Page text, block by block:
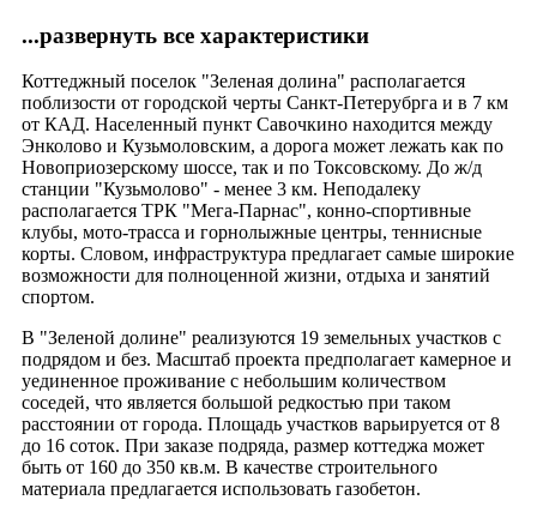
...развернуть все характеристики
Коттеджный поселок "Зеленая долина" располагается
поблизости от городской черты Санкт-Петерубрга и в 7 км
от КАД. Населенный пункт Савочкино находится между
Энколово и Кузьмоловским, а дорога может лежать как по
Новоприозерскому шоссе, так и по Токсовскому. До ж/д
станции "Кузьмолово" - менее 3 км. Неподалеку
располагается ТРК "Мега-Парнас", конно-спортивные
клубы, мото-трасса и горнолыжные центры, теннисные
корты. Словом, инфраструктура предлагает самые широкие
возможности для полноценной жизни, отдыха и занятий
спортом.
В "Зеленой долине" реализуются 19 земельных участков с
подрядом и без. Масштаб проекта предполагает камерное и
уединенное проживание с небольшим количеством
соседей, что является большой редкостью при таком
расстоянии от города. Площадь участков варьируется от 8
до 16 соток. При заказе подряда, размер коттеджа может
быть от 160 до 350 кв.м. В качестве строительного
материала предлагается использовать газобетон.